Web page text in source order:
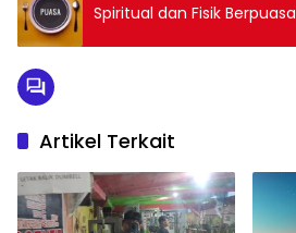
Spiritual dan Fisik Berpuasa
Artikel Terkait